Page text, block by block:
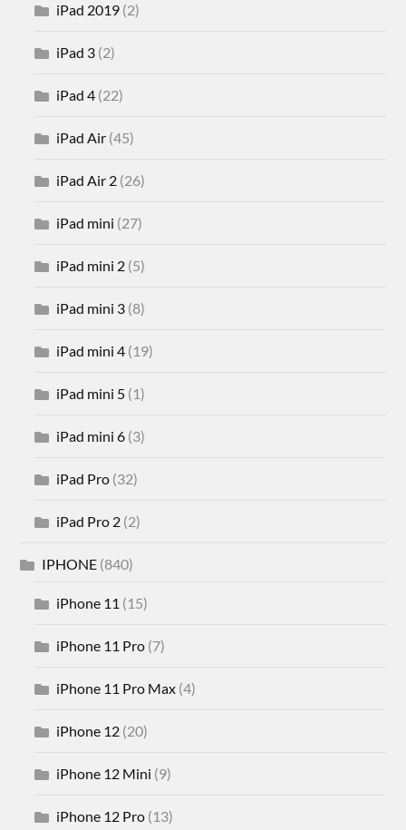
iPad 2019 (2)
iPad 3 (2)
iPad 4 (22)
iPad Air (45)
iPad Air 2 (26)
iPad mini (27)
iPad mini 2 (5)
iPad mini 3 (8)
iPad mini 4 (19)
iPad mini 5 (1)
iPad mini 6 (3)
iPad Pro (32)
iPad Pro 2 (2)
IPHONE (840)
iPhone 11 (15)
iPhone 11 Pro (7)
iPhone 11 Pro Max (4)
iPhone 12 (20)
iPhone 12 Mini (9)
iPhone 12 Pro (13)